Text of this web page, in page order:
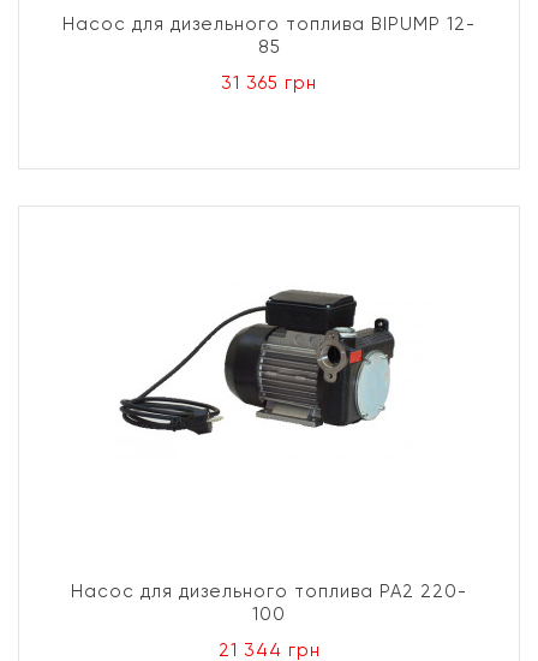
Насос для дизельного топлива BIPUMP 12-
85
31 365 грн
Насос для дизельного топлива PA2 220-
100
21 344 грн